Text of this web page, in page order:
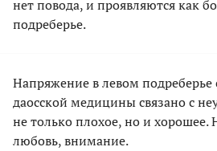
нет повода, и проявляются как
подреберье.
Напряжение в левом подреберье
даосской медицины связано с
не только плохое, но и хорошее.
любовь, внимание.